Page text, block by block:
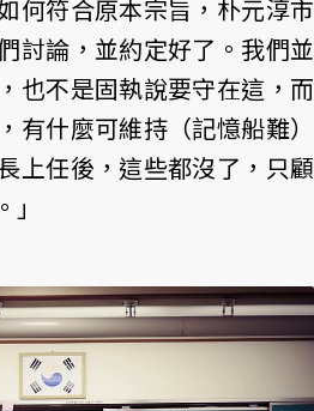
何符合原本宗旨，朴元淳市
討論，並約定好了。我們並
也不是固執說要守在這，而
有什麼可維持（記憶船難）
上任後，這些都沒了，只顧